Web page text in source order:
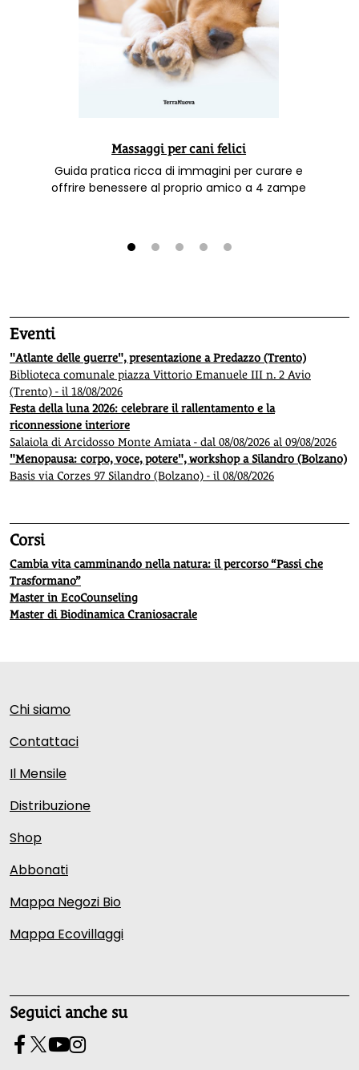
Massaggi per cani felici
Guida pratica ricca di immagini per curare e
offrire benessere al proprio amico a 4 zampe
Eventi
"Atlante delle guerre", presentazione a Predazzo (Trento)
Biblioteca comunale piazza Vittorio Emanuele III n. 2 Avio
(Trento) - il 18/08/2026
Festa della luna 2026: celebrare il rallentamento e la
riconnessione interiore
Salaiola di Arcidosso Monte Amiata - dal 08/08/2026 al 09/08/2026
"Menopausa: corpo, voce, potere", workshop a Silandro (Bolzano)
Basis via Corzes 97 Silandro (Bolzano) - il 08/08/2026
Corsi
Cambia vita camminando nella natura: il percorso “Passi che
Trasformano”
Master in EcoCounseling
Master di Biodinamica Craniosacrale
Chi siamo
Contattaci
Il Mensile
Distribuzione
Shop
Abbonati
Mappa Negozi Bio
Mappa Ecovillaggi
Seguici anche su